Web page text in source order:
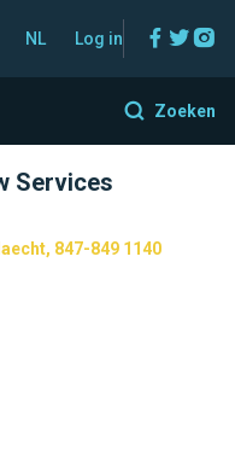
NL Log in
Zoeken
Services
847-849 1140